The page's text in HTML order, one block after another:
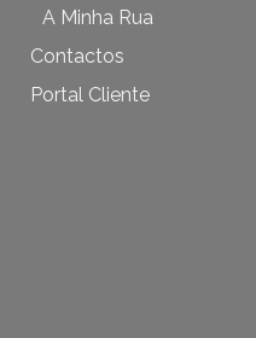
A Minha Rua
Contactos
Portal Cliente